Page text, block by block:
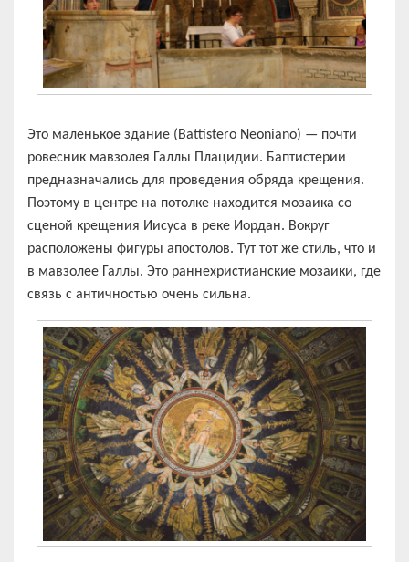
Это маленькое здание (Battistero Neoniano) — почти
ровесник мавзолея Галлы Плацидии. Баптистерии
предназначались для проведения обряда крещения.
Поэтому в центре на потолке находится мозаика со
сценой крещения Иисуса в реке Иордан. Вокруг
расположены фигуры апостолов. Тут тот же стиль, что и
в мавзолее Галлы. Это раннехристианские мозаики, где
связь с античностью очень сильна.